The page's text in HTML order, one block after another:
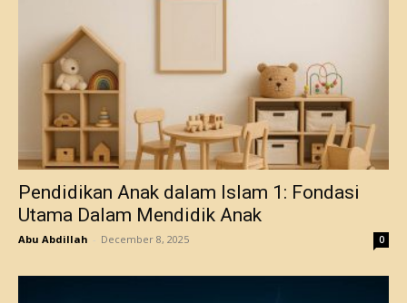
Pendidikan Anak dalam Islam 1: Fondasi
Utama Dalam Mendidik Anak
Abu Abdillah - December 8, 2025 0